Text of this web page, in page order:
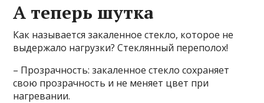
А теперь шутка
Как называется закаленное стекло, которое не
выдержало нагрузки? Стеклянный переполох!
– Прозрачность: закаленное стекло сохраняет
свою прозрачность и не меняет цвет при
нагревании.